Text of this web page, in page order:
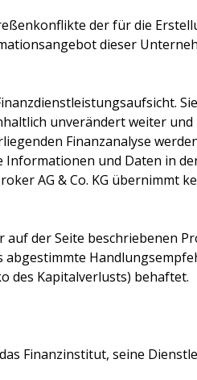
der für die
dieser
unverändert weiter
Finanzanalyse
Informationen und Daten in
AG & Co. KG übernimmt
der Seite beschriebenen
des Kapitalverlusts) behaftet.
Finanzinstitut, seine